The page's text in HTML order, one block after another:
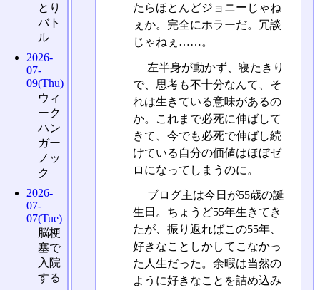
たらほとんどジョニーじゃね
ぇか。完全にホラーだ。冗談
じゃねぇ……。
左半身が動かず、寝たきり
で、思考も不十分なんて、そ
れは生きている意味があるの
か。これまで必死に伸ばして
きて、今でも必死で伸ばし続
けている自分の価値はほぼゼ
ロになってしまうのに。
ブログ主は今日が55歳の誕
生日。ちょうど55年生きてき
たが、振り返ればこの55年、
好きなことしかしてこなかっ
た人生だった。余暇は当然の
ように好きなことを詰め込み
とり
バト
ル
2026-
07-
09(Thu)
ウィ
ーク
ハン
ガー
ノッ
ク
2026-
07-
07(Tue)
脳梗
塞で
入院
する